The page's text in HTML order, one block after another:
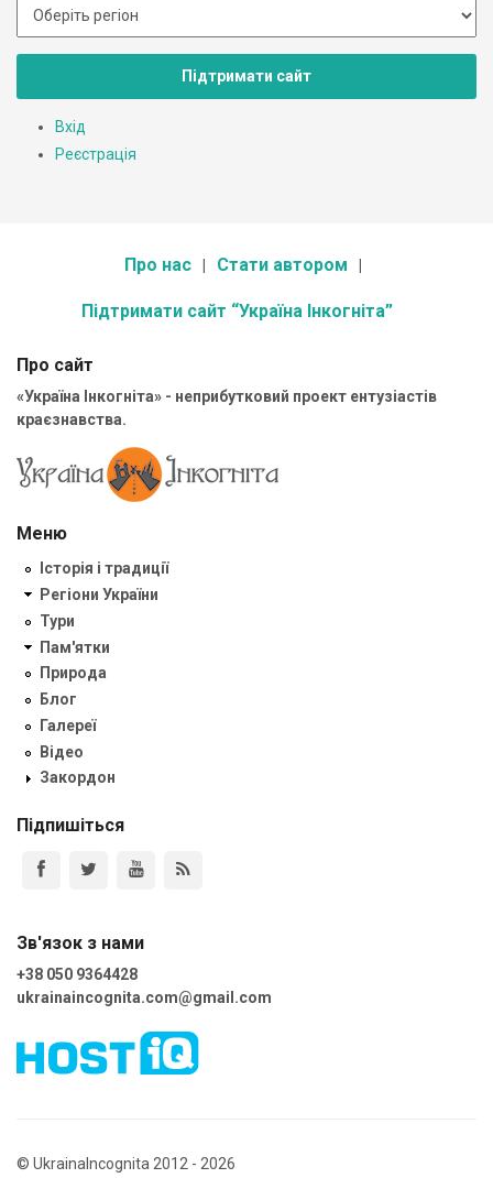
Підтримати сайт
Вхід
Реєстрація
Про нас Стати автором
Підтримати сайт “Україна Інкогніта”
Про сайт
«Україна Інкогніта» - неприбутковий проект ентузіастів
краєзнавства.
Меню
Історія і традиції
Регіони України
Тури
Пам'ятки
Природа
Блог
Галереї
Відео
Закордон
Підпишіться
Зв'язок з нами
+38 050 9364428
ukrainaincognita.com@gmail.com
© UkrainaIncognita 2012 - 2026